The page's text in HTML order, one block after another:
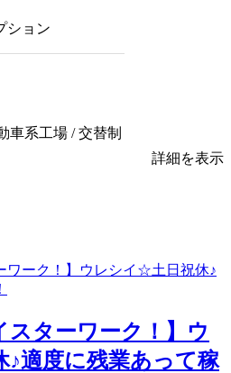
ション
車系工場 / 交替制
詳細を表示
スターワーク！】ウ
適度に残業あって稼